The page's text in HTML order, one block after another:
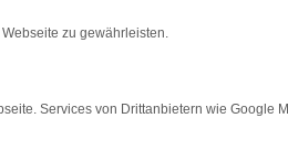
zu gewährleisten.
Services von Drittanbietern wie Google